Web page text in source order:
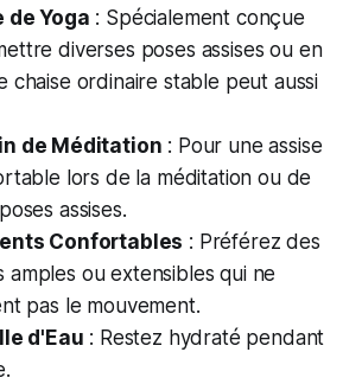
de Yoga : Spécialement conçue
diverses poses assises ou en
chaise ordinaire stable peut aussi
de Méditation : Pour une assise
lors de la méditation ou de
assises.
Confortables : Préférez des
amples ou extensibles qui ne
pas le mouvement.
d'Eau : Restez hydraté pendant